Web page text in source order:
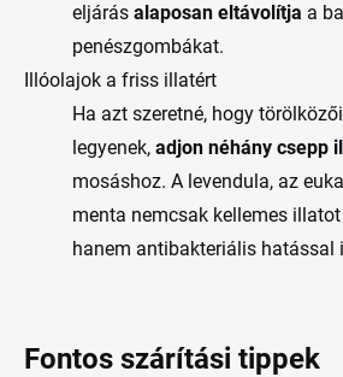
eljárás alaposan eltávolítja a
penészgombákat.
Illóolajok a friss illatért
Ha azt szeretné, hogy
legyenek, adjon néhány csepp
mosáshoz. A levendula, az
menta nemcsak kellemes
hanem antibakteriális hatással
Fontos szárítási tippek